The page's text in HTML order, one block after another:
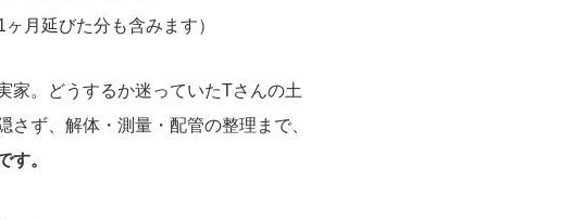
月延びた分も含みます）
家。どうするか迷っていたTさんの土
ず、解体・測量・配管の整理まで、
す。